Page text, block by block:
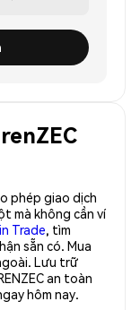
phép giao dịch
mà không cần ví
Trade, tìm
sẵn có. Mua
Lưu trữ
an toàn
hôm nay.